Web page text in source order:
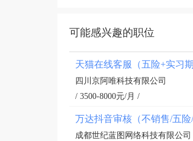
可能感兴趣的职位
天猫在线客服（五险+实习期
四川京阿唯科技有限公司
/ 3500-8000元/月 /
万达抖音审核（不销售/五险
成都世纪蓝图网络科技有限公司